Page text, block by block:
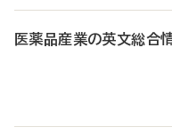
医薬品産業の英文総合